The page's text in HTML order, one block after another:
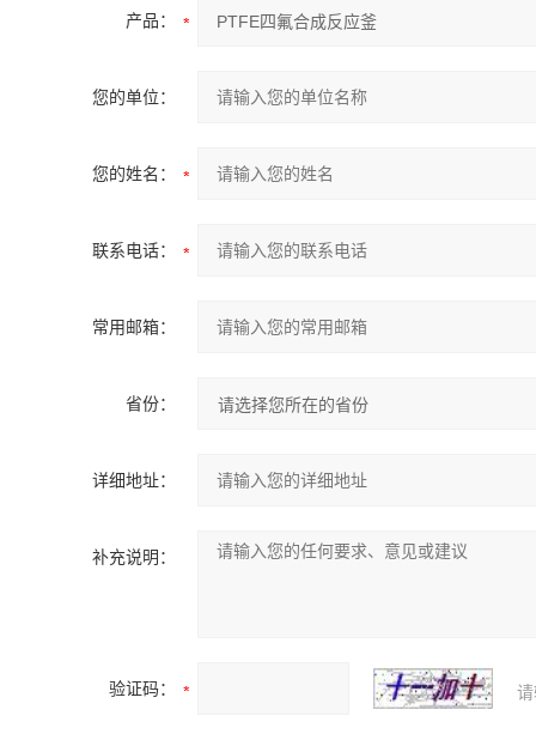
产品：
您的单位：
您的姓名：
联系电话：
常用邮箱：
省份：
详细地址：
补充说明：
验证码：